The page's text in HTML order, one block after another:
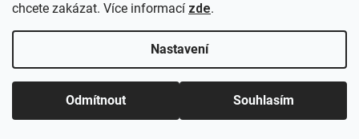
chcete zakázat. Více informací zde.
Nastavení
Odmítnout Souhlasím
Vytvořil Shoptet + plnenieshopu.cz
Copyright 2026Retro koupelna . Všechna práva vyhrazena.